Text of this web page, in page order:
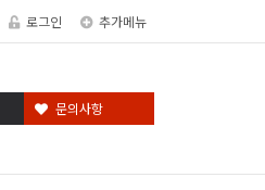
로그인 추가메뉴
문의사항